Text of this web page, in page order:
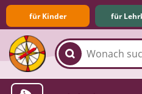
für Kinder für